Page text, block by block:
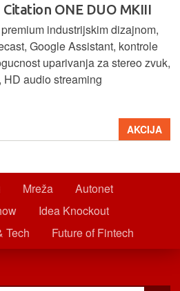
ONE DUO MKIII
industrijskim dizajnom,
Google Assistant, kontrole
uparivanja za stereo zvuk,
audio streaming
AKCIJA
Mreža
Autonet
Idea Knockout
Tech
Future of Fintech